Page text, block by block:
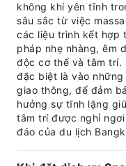
không khí yên tĩnh
sâu sắc từ việc
các liệu trình kết hợp
pháp nhẹ nhàng, êm
độc cơ thể và tâm trí.
đặc biệt là vào
giao thông, để đảm
hưởng sự tĩnh lặng
tâm trí được nghỉ
đáo của du lịch